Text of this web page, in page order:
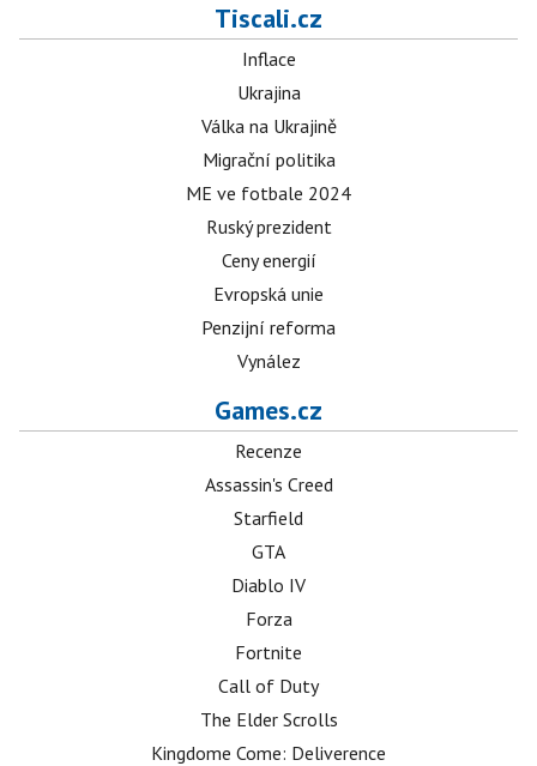
Tiscali.cz
Inflace
Ukrajina
Válka na Ukrajině
Migrační politika
ME ve fotbale 2024
Ruský prezident
Ceny energií
Evropská unie
Penzijní reforma
Vynález
Games.cz
Recenze
Assassin's Creed
Starfield
GTA
Diablo IV
Forza
Fortnite
Call of Duty
The Elder Scrolls
Kingdome Come: Deliverence